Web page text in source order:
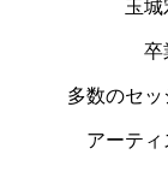
玉城
卒
多数のセッ
アーティ